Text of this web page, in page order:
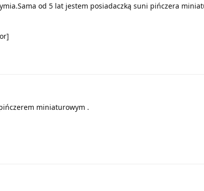
od 5 lat jestem posiadaczką suni pińczera
miniaturowym .